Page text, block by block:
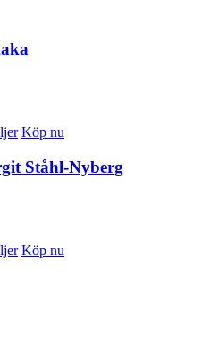
Köp nu
Ståhl-Nyberg
Köp nu